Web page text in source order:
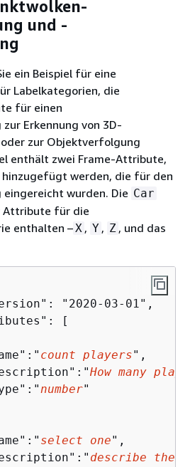
und -
ein Beispiel für eine
Labelkategorien, die
für einen
Erkennung von 3D-
zur Objektverfolgung
enthält zwei Frame-Attribute,
hinzugefügt werden, die für den
wurden. Die Car
Attribute für die
enthalten – X , Y , Z , und das
"2020-03-01",
[
count players",
How many
number"
select one",
describe the